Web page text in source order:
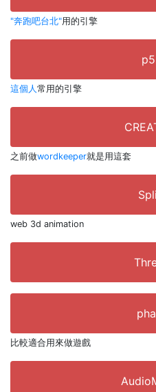
"奔跑吧台北"用的引擎
這個人常用的引擎
之前做wordkeeper就是用這套
web 3d animation
比較適合用來做遊戲